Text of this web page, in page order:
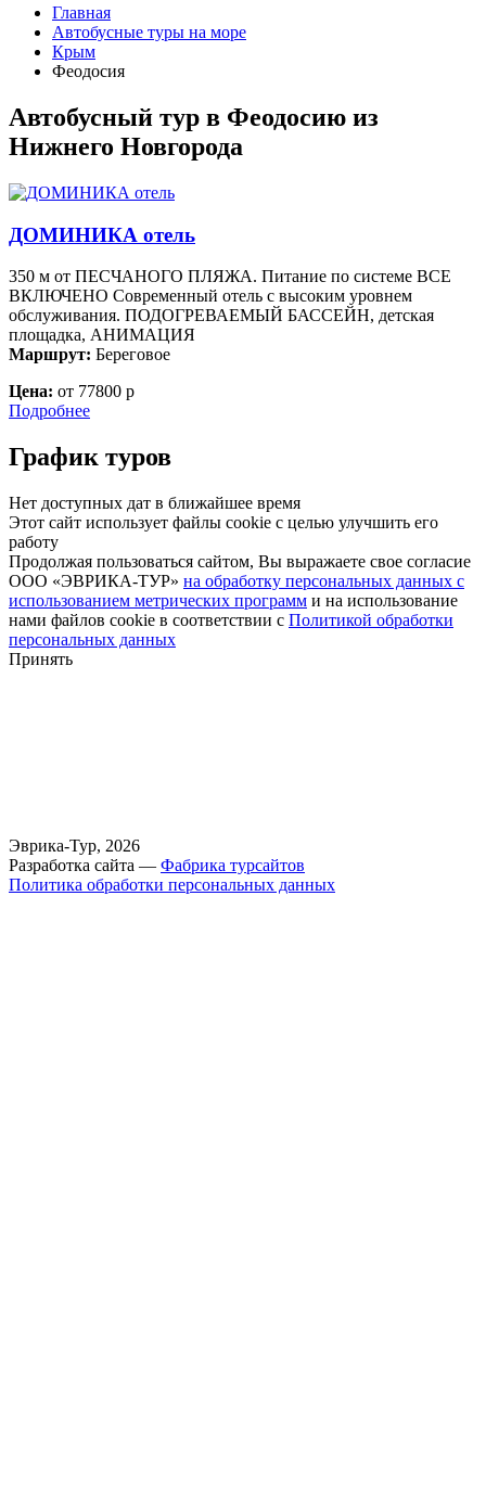
Главная
Автобусные туры на море
Крым
Феодосия
Автобусный тур в Феодосию из
Нижнего Новгорода
ДОМИНИКА отель
350 м от ПЕСЧАНОГО ПЛЯЖА. Питание по системе ВСЕ
ВКЛЮЧЕНО Современный отель с высоким уровнем
обслуживания. ПОДОГРЕВАЕМЫЙ БАССЕЙН, детская
площадка, АНИМАЦИЯ
Маршрут: Береговое
Цена: от 77800 р
Подробнее
График туров
Нет доступных дат в ближайшее время
Этот сайт использует файлы cookie с целью улучшить его
работу
Продолжая пользоваться сайтом, Вы выражаете свое согласие
ООО «ЭВРИКА-ТУР» на обработку персональных данных с
использованием метрических программ и на использование
нами файлов cookie в соответствии с Политикой обработки
персональных данных
Принять
Эврика-Тур, 2026
Разработка сайта — Фабрика турсайтов
Политика обработки персональных данных